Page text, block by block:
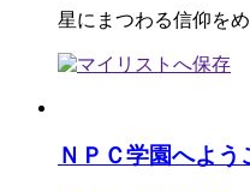
星にまつわる信仰を
ＮＰＣ学園へよう